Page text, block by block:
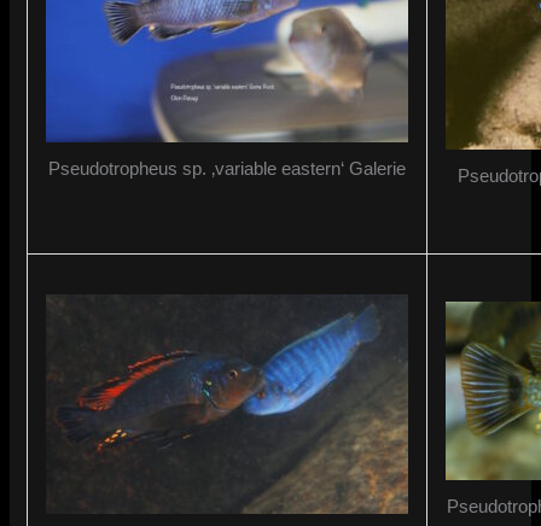
Pseudotropheus sp. ‚variable eastern‘ Galerie